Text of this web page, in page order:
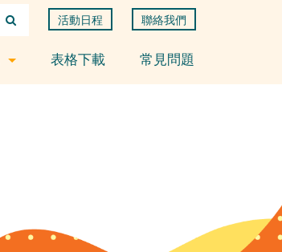
活動日程 聯絡我們
表格下載 常見問題